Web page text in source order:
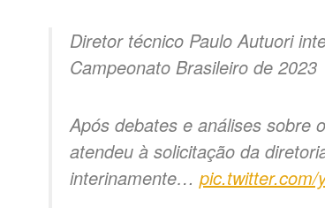
Diretor técnico Paulo Autuori
Campeonato Brasileiro de 2023
Após debates e análises sobre
atendeu à solicitação da
interinamente… pic.twitter.com/